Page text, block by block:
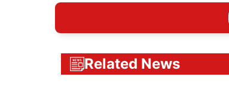
Related News